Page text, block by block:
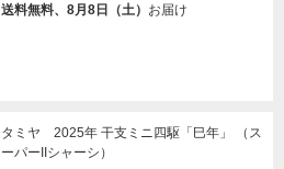
送料無料、8月8日（土） お届け
タミヤ 2025年 干支ミニ四駆「巳年」 （ス
ーパーIIシャーシ）